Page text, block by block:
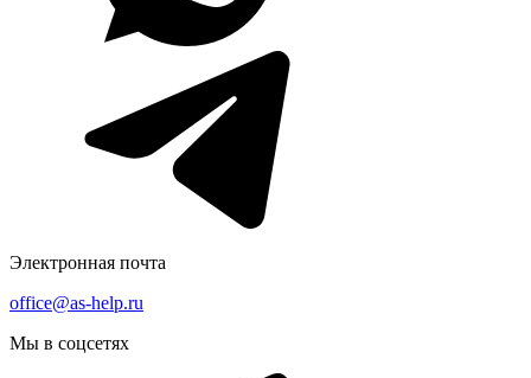
Электронная почта
office@as-help.ru
Мы в соцсетях